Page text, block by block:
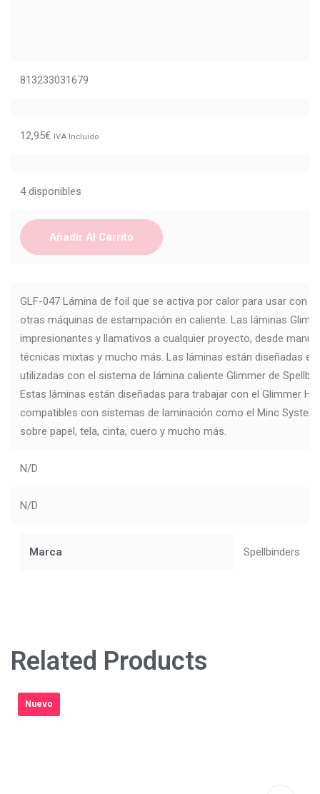
813233031679
12,95€ IVA Incluido
4 disponibles
Añadir Al Carrito
GLF-047 Lámina de foil que se activa por calor para usar con
otras máquinas de estampación en caliente. Las láminas
impresionantes y llamativos a cualquier proyecto, desde
técnicas mixtas y mucho más. Las láminas están diseñadas
utilizadas con el sistema de lámina caliente Glimmer de
Estas láminas están diseñadas para trabajar con el Glimmer
compatibles con sistemas de laminación como el Minc
sobre papel, tela, cinta, cuero y mucho más.
N/D
N/D
Marca Spellbinders
Related Products
Nuevo